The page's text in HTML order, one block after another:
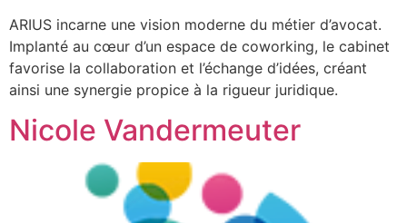
ARIUS incarne une vision moderne du métier d’avocat.
Implanté au cœur d’un espace de coworking, le cabinet
favorise la collaboration et l’échange d’idées, créant
ainsi une synergie propice à la rigueur juridique.
Nicole Vandermeuter